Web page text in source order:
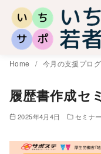
Home 今月の支援プロ
履歴書作成セ
2025年4月4日 セミナ